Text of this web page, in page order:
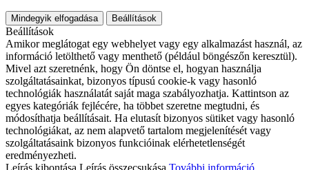
Mindegyik elfogadása Beállítások
Beállítások
Amikor meglátogat egy webhelyet vagy egy alkalmazást használ, az
információ letölthető vagy menthető (például böngészőn keresztül).
Mivel azt szeretnénk, hogy Ön döntse el, hogyan használja
szolgáltatásainkat, bizonyos típusú cookie-k vagy hasonló
technológiák használatát saját maga szabályozhatja. Kattintson az
egyes kategóriák fejlécére, ha többet szeretne megtudni, és
módosíthatja beállításait. Ha elutasít bizonyos sütiket vagy hasonló
technológiákat, az nem alapvető tartalom megjelenítését vagy
szolgáltatásaink bizonyos funkcióinak elérhetetlenségét
eredményezheti.
Leírás kibontása Leírás összecsukása További információ